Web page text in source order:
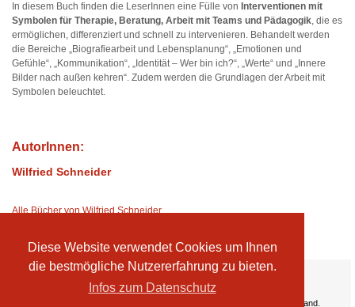
Diese Website verwendet Cookies um Ihnen
die bestmögliche Nutzererfahrung zu bieten.
Infos zum Datenschutz
In diesem Buch finden die LeserInnen eine Fülle von Interventionen mit
Symbolen für Therapie, Beratung, Arbeit mit Teams und Pädagogik, die es
ermöglichen, differenziert und schnell zu intervenieren. Behandelt werden
die Bereiche „Biografiearbeit und Lebensplanung“, „Emotionen und
Gefühle“, „Kommunikation“, „Identität – Wer bin ich?“, „Werte“ und „Innere
Bilder nach außen kehren“. Zudem werden die Grundlagen der Arbeit mit
Symbolen beleuchtet.
AutorInnen:
Wilfried Schneider
Alle Bücher von Wilfried Schneider
Wir liefern kostenlos ab EUR 50,- Bestellwert nach Österreich und Deutschland.